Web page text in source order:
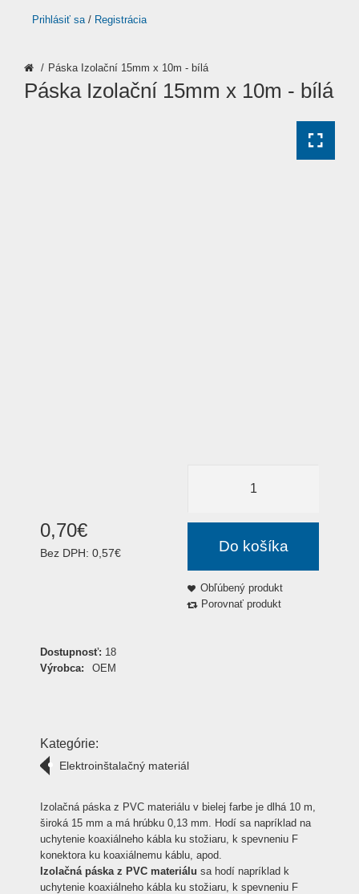
Prihlásiť sa/ Registrácia
Páska Izolační 15mm x 10m - bílá
Páska Izolační 15mm x 10m - bílá
0,70€
Bez DPH: 0,57€ Do košíka
Obľúbený produkt
Porovnať produkt
Dostupnosť: 18
Výrobca:
OEM
Kategórie:
Elektroinštalačný materiál
Izolačná páska z PVC materiálu v bielej farbe je dlhá 10 m,
široká 15 mm a má hrúbku 0,13 mm. Hodí sa napríklad na
uchytenie koaxiálneho kábla ku stožiaru, k spevneniu F
konektora ku koaxiálnemu káblu, apod.
Izolačná páska z PVC materiálu sa hodí napríklad k
uchytenie koaxiálneho kábla ku stožiaru, k spevneniu F